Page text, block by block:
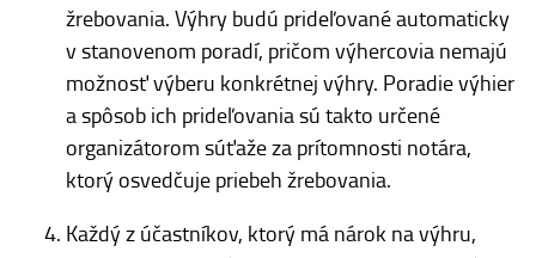
žrebovania. Výhry budú prideľované automaticky
v stanovenom poradí, pričom výhercovia nemajú
možnosť výberu konkrétnej výhry. Poradie výhier
a spôsob ich prideľovania sú takto určené
organizátorom súťaže za prítomnosti notára,
ktorý osvedčuje priebeh žrebovania.
Každý z účastníkov, ktorý má nárok na výhru,